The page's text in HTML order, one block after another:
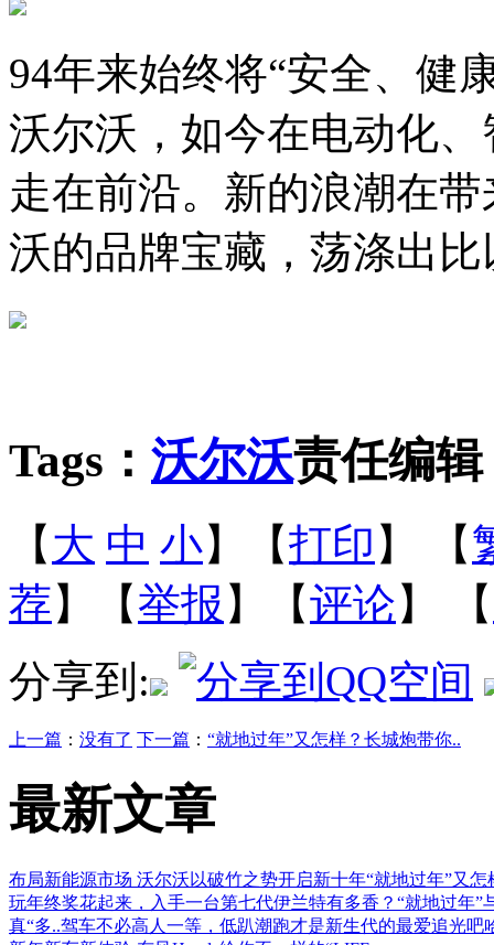
94年来始终将“安全、健
沃尔沃，如今在电动化
走在前沿。新的浪潮在
沃的品牌宝藏，荡涤出
Tags： 沃尔沃责任编辑
【 大 中 小】【打印 】 【
荐】【举报 】【评论】 【
分享到:
上一篇 ： 没有了 下一篇 ： “就地过年”又怎样？长城炮带你..
最新文章
布局新能源市场 沃尔沃以破竹之势开启新十年“就地过年”又
玩年终奖花起来，入手一台第七代伊兰特有多香？ “就地过年”
真“多..驾车不必高人一等，低趴潮跑才是新生代的最爱追光吧